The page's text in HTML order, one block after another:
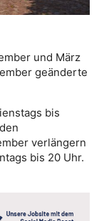
und März
geänderte
bis
verlängern
bis 20 Uhr.